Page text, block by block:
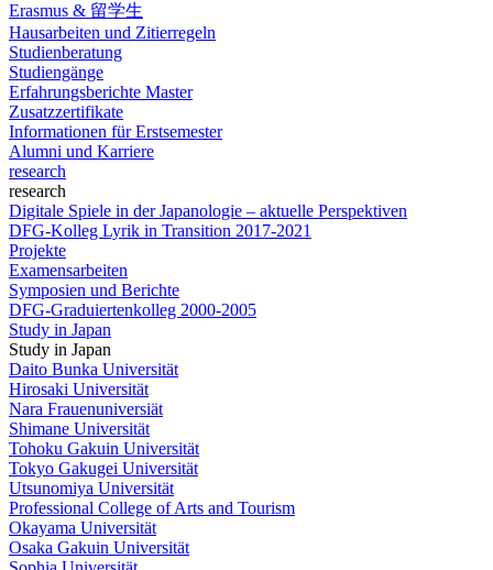
Erasmus & 留学生
Hausarbeiten und Zitierregeln
Studienberatung
Studiengänge
Erfahrungsberichte Master
Zusatzzertifikate
Informationen für Erstsemester
Alumni und Karriere
research
research
Digitale Spiele in der Japanologie – aktuelle Perspektiven
DFG-Kolleg Lyrik in Transition 2017-2021
Projekte
Examensarbeiten
Symposien und Berichte
DFG-Graduiertenkolleg 2000-2005
Study in Japan
Study in Japan
Daito Bunka Universität
Hirosaki Universität
Nara Frauenuniversiät
Shimane Universität
Tohoku Gakuin Universität
Tokyo Gakugei Universität
Utsunomiya Universität
Professional College of Arts and Tourism
Okayama Universität
Osaka Gakuin Universität